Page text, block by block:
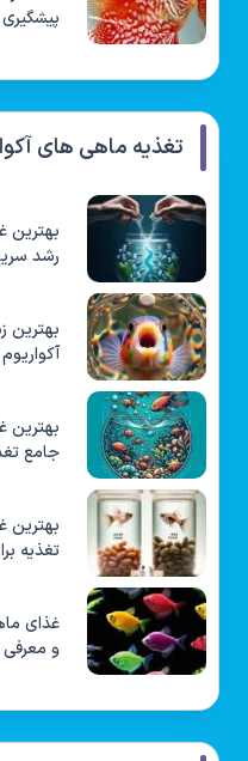
پیشگیری
تغذیه ماهی های
بهترین
رشد
بهترین
بهترین
جامع
بهترین
تغذیه
غذای
و معرفی